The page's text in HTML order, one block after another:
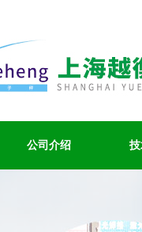
公司介绍